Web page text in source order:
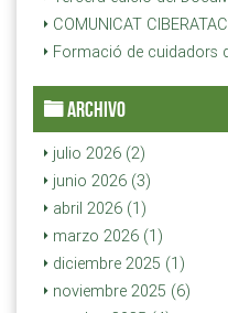
COMUNICAT
Formació de cuidadors
ARCHIVO
julio 2026 (2)
junio 2026 (3)
abril 2026 (1)
marzo 2026 (1)
diciembre 2025 (1)
noviembre 2025 (6)